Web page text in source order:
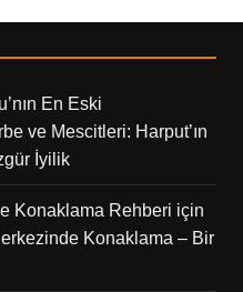
En Eski
ve Mescitleri: Harput’ın
İyilik
Konaklama Rehberi için
Konaklama – Bir